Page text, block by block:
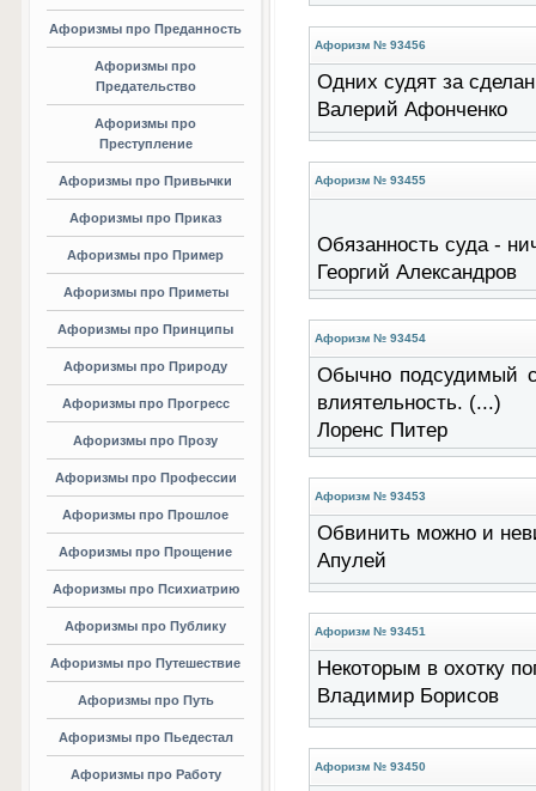
Афоризмы про Преданность
Афоризмы про
Предательство
Афоризмы про
Преступление
Афоризмы про Привычки
Афоризмы про Приказ
Афоризмы про Пример
Афоризмы про Приметы
Афоризмы про Принципы
Афоризмы про Природу
Афоризмы про Прогресс
Афоризмы про Прозу
Афоризмы про Профессии
Афоризмы про Прошлое
Афоризмы про Прощение
Афоризмы про Психиатрию
Афоризмы про Публику
Афоризмы про Путешествие
Афоризмы про Путь
Афоризмы про Пьедестал
Афоризмы про Работу
Афоризм № 93456
Одних судят за
Валерий Афонченко
Афоризм № 93455
Обязанность суда -
Георгий Александров
Афоризм № 93454
Обычно подсудимый
влиятельность. (...)
Лоренс Питер
Афоризм № 93453
Обвинить можно и
Апулей
Афоризм № 93451
Некоторым в охотку
Владимир Борисов
Афоризм № 93450